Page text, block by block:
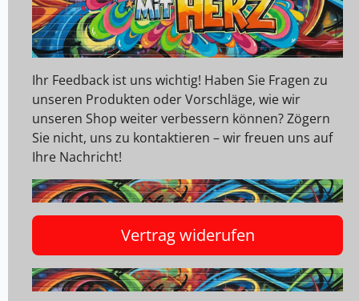
Ihr Feedback ist uns wichtig! Haben Sie Fragen zu
unseren Produkten oder Vorschläge, wie wir
unseren Shop weiter verbessern können? Zögern
Sie nicht, uns zu kontaktieren – wir freuen uns auf
Ihre Nachricht!
Vertrag widerufen